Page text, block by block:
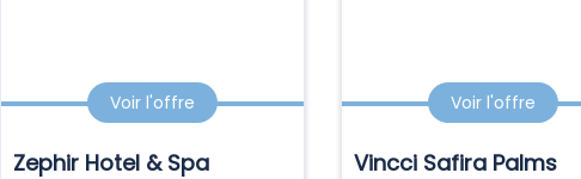
Voir l'offre
Zephir Hotel & Spa
Voir l'offre
Vincci Safira Palms